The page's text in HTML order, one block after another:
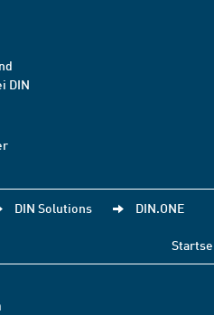
DIN
DIN Solutions DIN.ONE